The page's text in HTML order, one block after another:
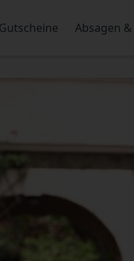
Gutscheine Absagen